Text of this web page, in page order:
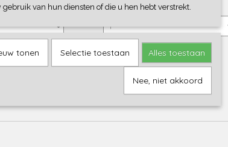
Aantal
van hun diensten of die u hen hebt verstrekt.
tonen Selectie toestaan Alles toestaan
Nee, niet akkoord